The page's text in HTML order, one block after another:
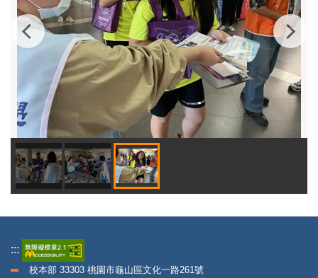
:::
校本部 33303 桃園市龜山區文化一路261號